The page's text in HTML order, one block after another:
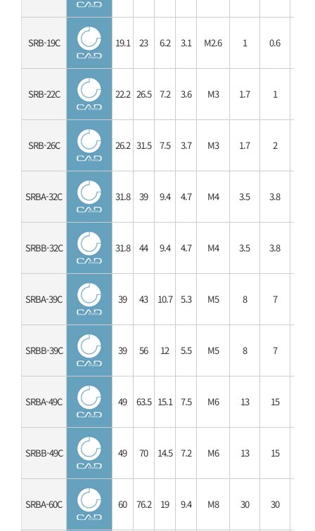
SRB-19C 19.1 23 6.2 3.1 M2.6 1 0.6
SRB-22C 22.2 26.5 7.2 3.6 M3 1.7 1
SRB-26C 26.2 31.5 7.5 3.7 M3 1.7 2
SRBA-32C 31.8 39 9.4 4.7 M4 3.5 3.8
SRBB-32C 31.8 44 9.4 4.7 M4 3.5 3.8
SRBA-39C 39 43 10.7 5.3 M5 8 7
SRBB-39C 39 56 12 5.5 M5 8 7
SRBA-49C 49 63.5 15.1 7.5 M6 13 15
SRBB-49C 49 70 14.5 7.2 M6 13 15
SRBA-60C 60 76.2 19 9.4 M8 30 30